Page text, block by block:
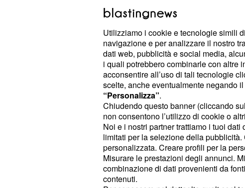
con un tour dalla metà di marzo. Dopo
volta di Terra. Del nuovo disco di Vasco
ancora poco, ma non mancheranno
del rock e del punk italiano.
Altra artista in giro per l’Italia èLevante.
essere il titolo del suo tour potrebbe
quarto LP.
Quello che pensiamo possa essere un
lui stesso l’ha definito via social, è
Cremonini. Il cantante bolognese ha in
tornare entro la prima metà del 2017 e
dell’ottima musica.
Utilizziamo i cookie e tecnologie simili
navigazione e per analizzare il nostro
dati web, pubblicità e social media,
i quali potrebbero combinarle con altre
acconsentire all’uso di tali tecnologie
scelte, anche eventualmente negando
“Personalizza”.
Chiudendo questo banner (cliccando
non consentono l’utilizzo di cookie o
Noi e i nostri partner trattiamo i tuoi
limitati per la selezione della
personalizzata. Creare profili per la
Misurare le prestazioni degli annunci.
combinazione di dati provenienti da
contenuti.